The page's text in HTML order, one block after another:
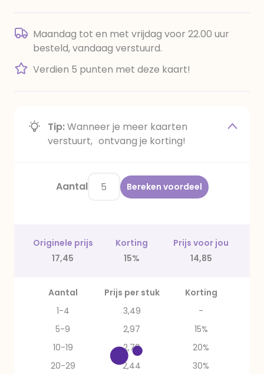
Maandag tot en met vrijdag voor 22.00 uur
besteld, vandaag verstuurd.
Verdien 5 punten met deze kaart!
Tip:Wanneer je meer kaarten
verstuurt, ontvang je korting!
Aantal Bereken voordeel
Originele prijs Korting
Prijs voor jou
17,45
15% 14,85
Aantal Prijs per stuk
Korting
1-4
3,49
-
5-9
2,97
15%
10-19
2,79
20%
20-29
2,44
30%